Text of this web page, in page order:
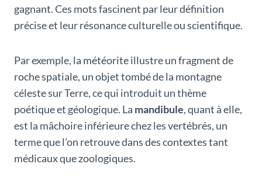
gagnant. Ces mots fascinent par leur définition
précise et leur résonance culturelle ou scientifique.
Par exemple, la météorite illustre un fragment de
roche spatiale, un objet tombé de la montagne
céleste sur Terre, ce qui introduit un thème
poétique et géologique. La mandibule, quant à elle,
est la mâchoire inférieure chez les vertébrés, un
terme que l’on retrouve dans des contextes tant
médicaux que zoologiques.